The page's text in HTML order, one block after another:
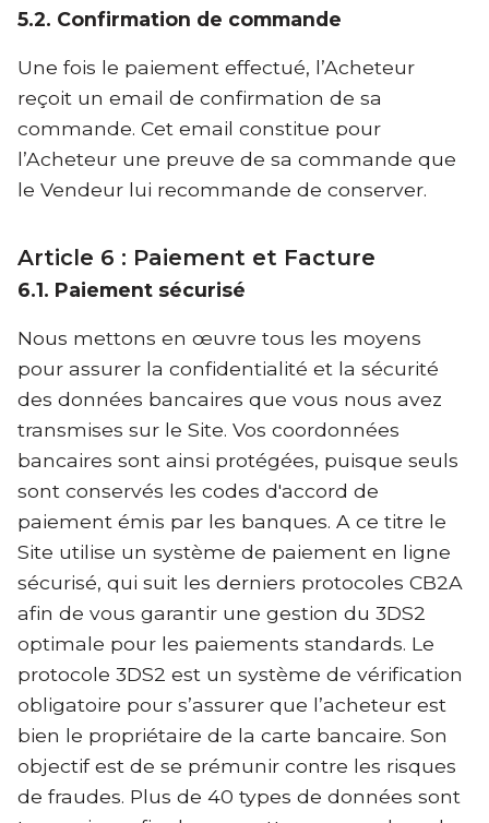
5.2. Confirmation de commande
Une fois le paiement effectué, l’Acheteur
reçoit un email de confirmation de sa
commande. Cet email constitue pour
l’Acheteur une preuve de sa commande que
le Vendeur lui recommande de conserver.
Article 6 : Paiement et Facture
6.1. Paiement sécurisé
Nous mettons en œuvre tous les moyens
pour assurer la confidentialité et la sécurité
des données bancaires que vous nous avez
transmises sur le Site. Vos coordonnées
bancaires sont ainsi protégées, puisque seuls
sont conservés les codes d'accord de
paiement émis par les banques. A ce titre le
Site utilise un système de paiement en ligne
sécurisé, qui suit les derniers protocoles CB2A
afin de vous garantir une gestion du 3DS2
optimale pour les paiements standards. Le
protocole 3DS2 est un système de vérification
obligatoire pour s’assurer que l’acheteur est
bien le propriétaire de la carte bancaire. Son
objectif est de se prémunir contre les risques
de fraudes. Plus de 40 types de données sont